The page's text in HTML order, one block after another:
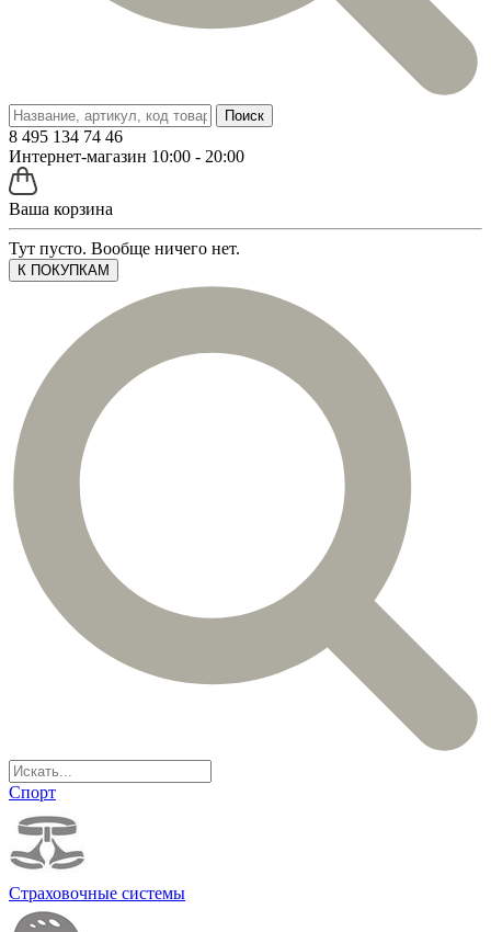
Поиск
8 495 134 74 46
Интернет-магазин 10:00 - 20:00
Ваша корзина
Тут пусто. Вообще ничего нет.
К ПОКУПКАМ
Спорт
Страховочные системы